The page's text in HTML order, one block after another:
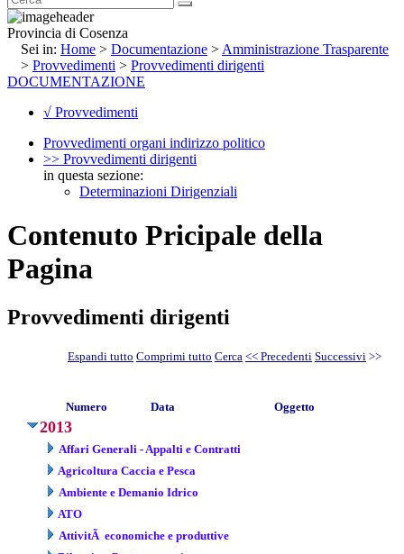
Provincia di Cosenza
Sei in: Home > Documentazione > Amministrazione Trasparente
> Provvedimenti > Provvedimenti dirigenti
DOCUMENTAZIONE
√ Provvedimenti
Provvedimenti organi indirizzo politico
>> Provvedimenti dirigenti
in questa sezione:
Determinazioni Dirigenziali
Contenuto Pricipale della
Pagina
Provvedimenti dirigenti
Espandi tutto Comprimi tutto Cerca << Precedenti Successivi >>
Numero Data Oggetto
2013
Affari Generali - Appalti e Contratti
Agricoltura Caccia e Pesca
Ambiente e Demanio Idrico
ATO
AttivitÃ economiche e produttive